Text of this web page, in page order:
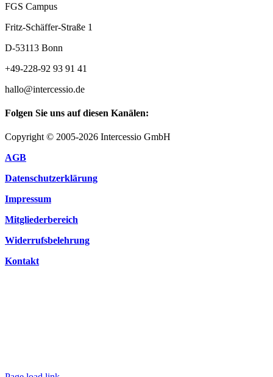
FGS Campus
Fritz-Schäffer-Straße 1
D-53113 Bonn
+49-228-92 93 91 41
hallo@intercessio.de
Folgen Sie uns auf diesen Kanälen:
Copyright © 2005-2026 Intercessio GmbH
AGB
Datenschutzerklärung
Impressum
Mitgliederbereich
Widerrufsbelehrung
Kontakt